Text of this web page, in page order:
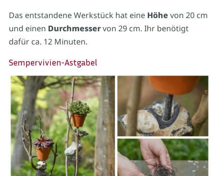
Das entstandene Werkstück hat eineHöhe von 20 cm
und einen Durchmesservon 29 cm. Ihr benötigt
dafür ca. 12 Minuten.
Sempervivien-Astgabel